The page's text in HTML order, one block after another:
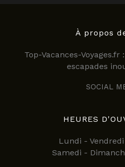
À propos
Top-Vacances-
escapades
SOCIAL
HEURES
Lundi - Vendredi
Samedi -